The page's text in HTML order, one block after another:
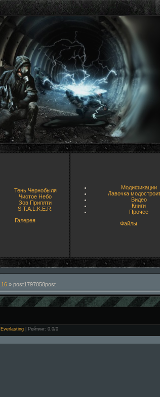
Тень Чернобыля
Чистое Небо
Зов Припяти
S.T.A.L.K.E.R.
Галерея
Модификации
Лавочка
Видео
Книги
Прочее
Файлы
16 » post1797058post
Everlasting Рейтинг: 0.0/0